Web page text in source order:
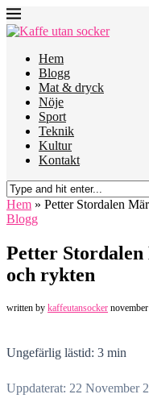
Hem
Blogg
Mat & dryck
Nöje
Sport
Teknik
Kultur
Kontakt
Hem » Petter Stordalen
Blogg
Petter
och rykten
written by kaffeutansocker
Ungefärlig lästid: 3 min
Uppdaterat: 22 November